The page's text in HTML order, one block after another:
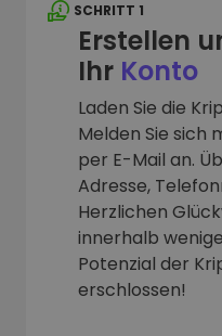
SCHRITT 1
Erstellen
Ihr Konto
Laden Sie die
Melden Sie sich
per E-Mail an.
Adresse,
Herzlichen
innerhalb
Potenzial der
erschlossen!